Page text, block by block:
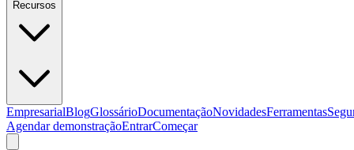
Recursos
EmpresarialBlogGlossárioDocumentaçãoNovidadesFerramentas
Agendar demonstraçãoEntrarComeçar